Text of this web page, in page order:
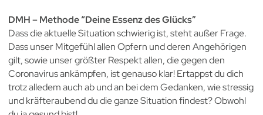
DMH – Methode “Deine Essenz des Glücks”
Dass die aktuelle Situation schwierig ist, steht außer Frage.
Dass unser Mitgefühl allen Opfern und deren Angehörigen
gilt, sowie unser größter Respekt allen, die gegen den
Coronavirus ankämpfen, ist genauso klar! Ertappst du dich
trotz alledem auch ab und an bei dem Gedanken, wie stressig
und kräfteraubend du die ganze Situation findest? Obwohl